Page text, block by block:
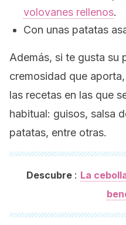
volovanes rellenos.
Con unas patatas
Además, si te gusta su
cremosidad que
las recetas en las que
habitual: guisos, salsa
patatas, entre otras.
Descubre : La